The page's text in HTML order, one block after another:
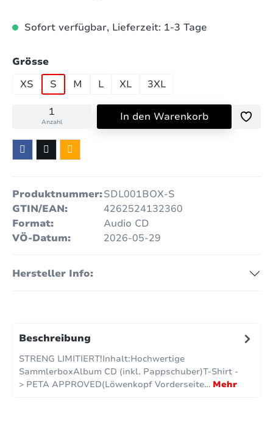
Sofort verfügbar, Lieferzeit: 1-3 Tage
Grösseauswählen
XS
S M L XL 3XL
Anzahl In den Warenkorb
Produktnummer:SDL001BOX-S
GTIN/EAN:
4262524132360
Format:
Audio CD
VÖ-Datum:
2026-05-29
Hersteller Info:
Beschreibung
STRENG LIMITIERT!Inhalt:Hochwertige
SammlerboxAlbum CD (inkl. Pappschuber)T-Shirt -
> PETA APPROVED(Löwenkopf Vorderseite… Mehr